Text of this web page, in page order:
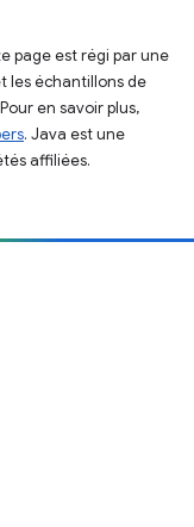
page est régi par une
les échantillons de
en savoir plus,
. Java est une
affiliées.